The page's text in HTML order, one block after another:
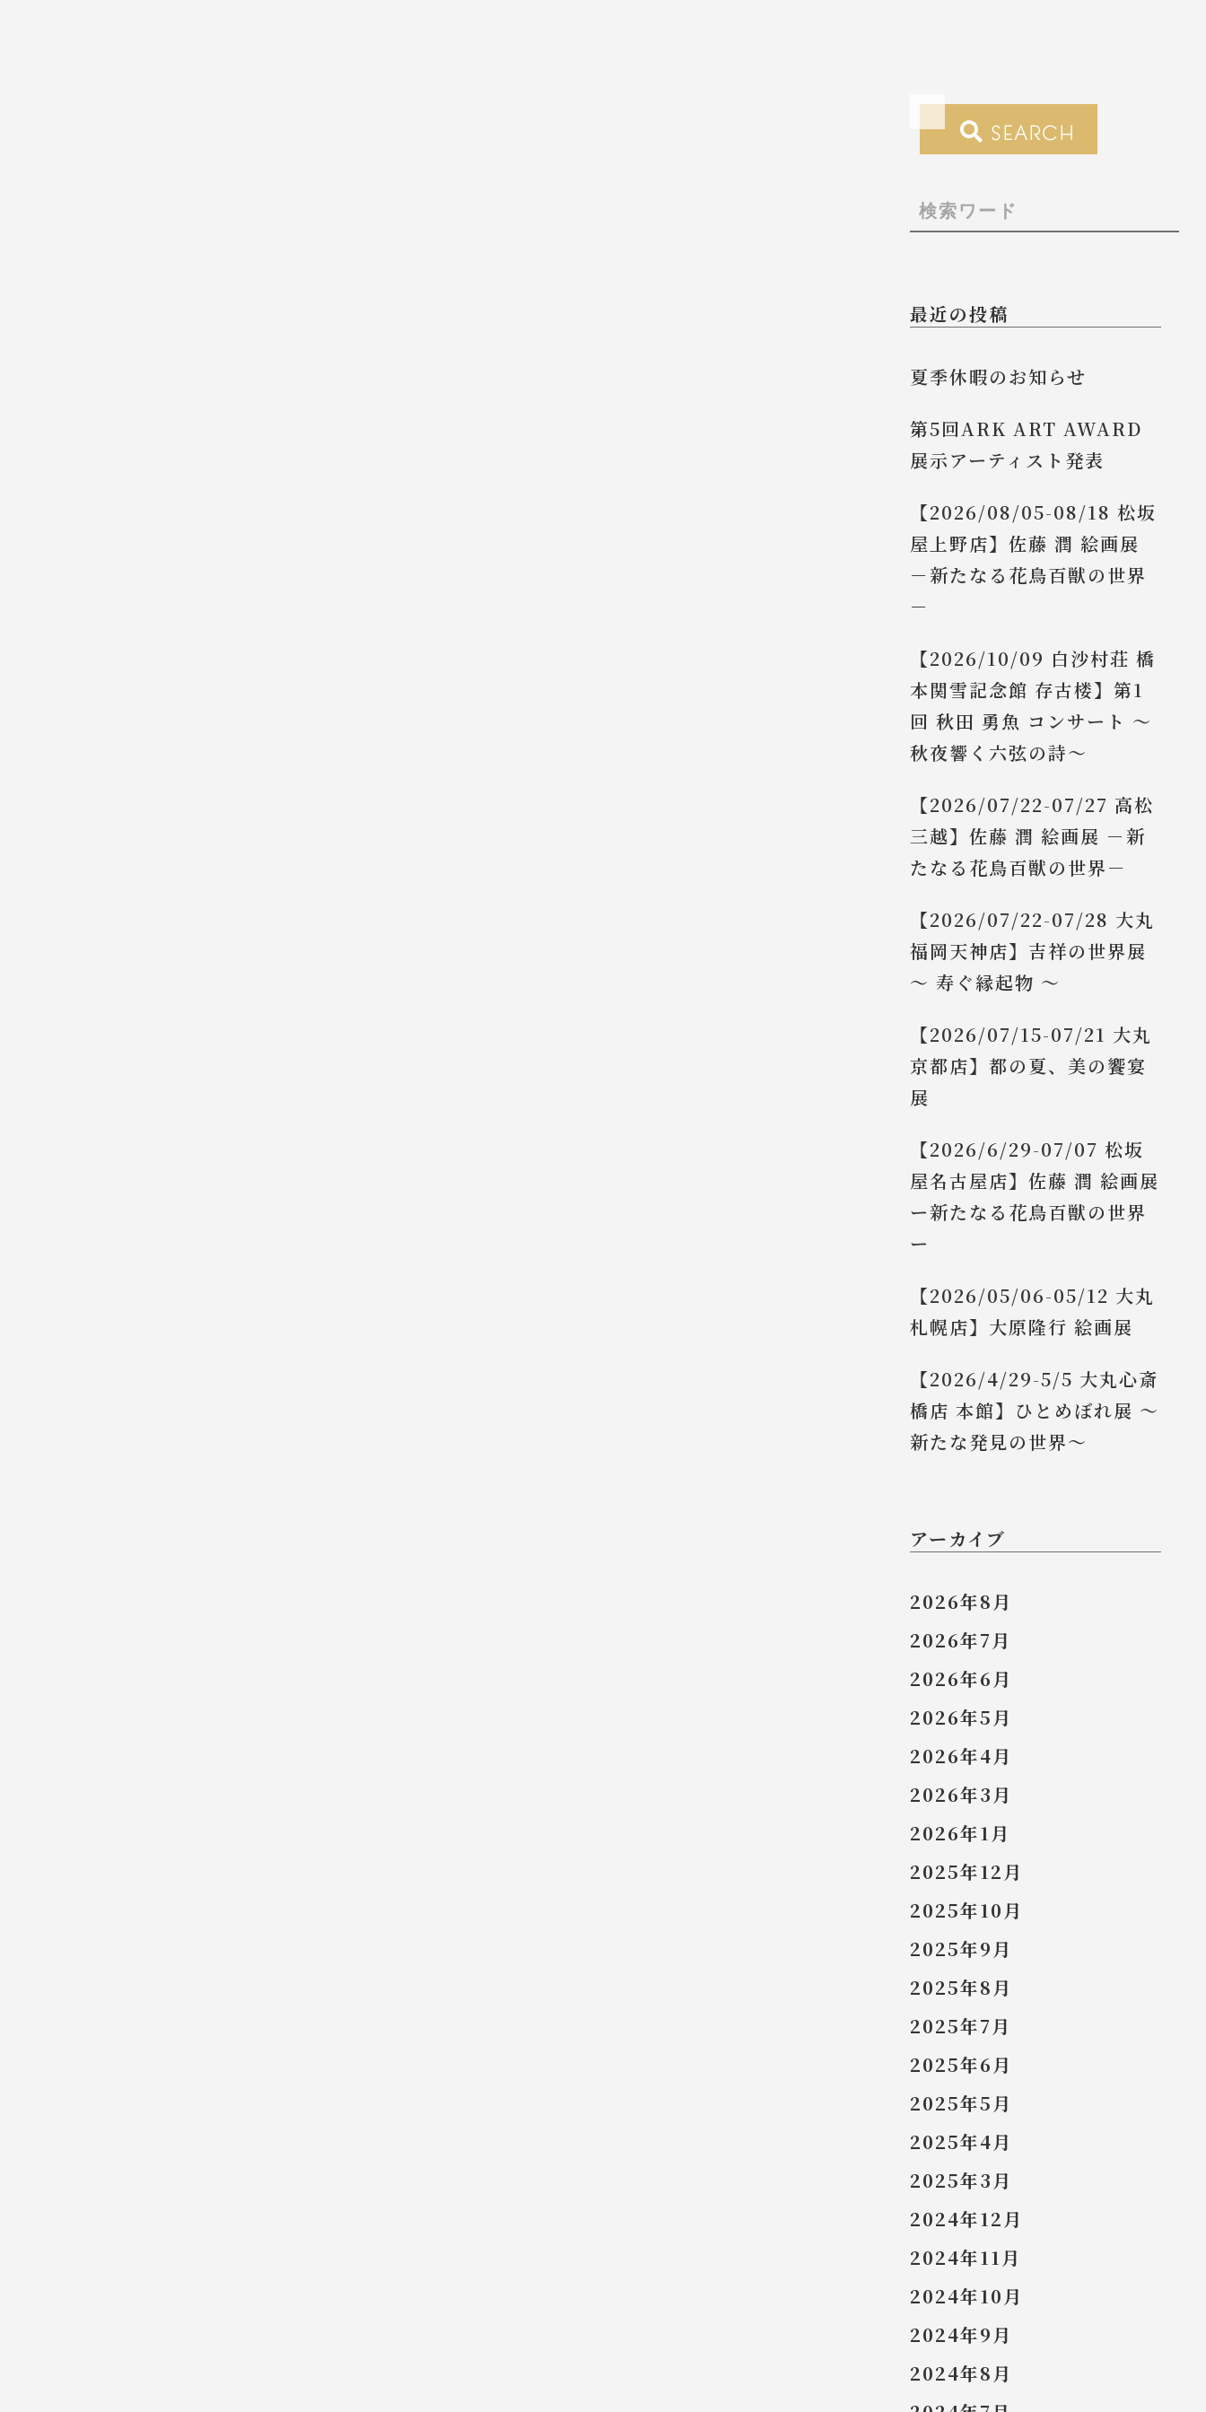
SEARCH
最近の投稿
夏季休暇のお知らせ
第5回ARK ART AWARD
展示アーティスト発表
【2026/08/05-08/18 松坂
屋上野店】佐藤 潤 絵画展
－新たなる花鳥百獣の世界
－
【2026/10/09 白沙村荘 橋
本関雪記念館 存古楼】第1
回 秋田 勇魚 コンサート ～
秋夜響く六弦の詩～
【2026/07/22-07/27 高松
三越】佐藤 潤 絵画展 －新
たなる花鳥百獣の世界－
【2026/07/22-07/28 大丸
福岡天神店】吉祥の世界展
～ 寿ぐ縁起物 ～
【2026/07/15-07/21 大丸
京都店】都の夏、美の饗宴
展
【2026/6/29-07/07 松坂
屋名古屋店】佐藤 潤 絵画展
ー新たなる花鳥百獣の世界
ー
【2026/05/06-05/12 大丸
札幌店】大原隆行 絵画展
【2026/4/29-5/5 大丸心斎
橋店 本館】ひとめぼれ展 ～
新たな発見の世界～
アーカイブ
2026年8月
2026年7月
2026年6月
2026年5月
2026年4月
2026年3月
2026年1月
2025年12月
2025年10月
2025年9月
2025年8月
2025年7月
2025年6月
2025年5月
2025年4月
2025年3月
2024年12月
2024年11月
2024年10月
2024年9月
2024年8月